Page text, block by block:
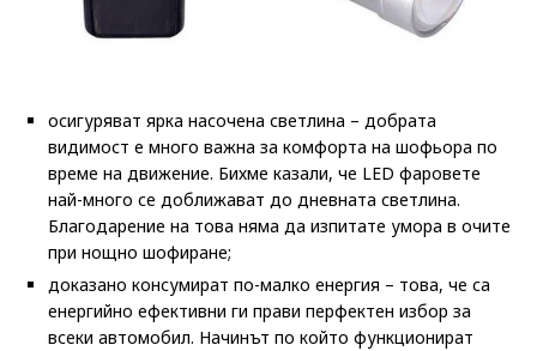
осигуряват ярка насочена светлина – добрата
видимост е много важна за комфорта на шофьора по
време на движение. Бихме казали, че LED фаровете
най-много се доближават до дневната светлина.
Благодарение на това няма да изпитате умора в очите
при нощно шофиране;
доказано консумират по-малко енергия – това, че са
енергийно ефективни ги прави перфектен избор за
всеки автомобил. Начинът по който функционират